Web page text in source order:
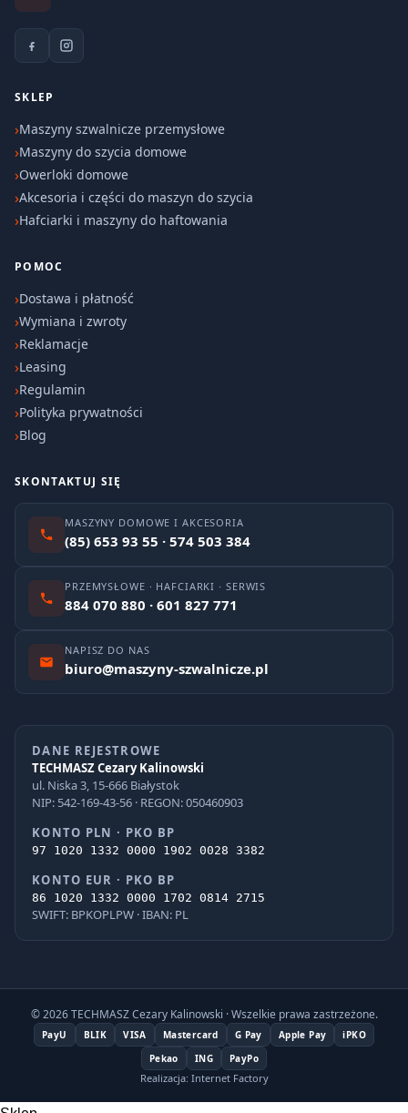
SKLEP
Maszyny szwalnicze przemysłowe
Maszyny do szycia domowe
Owerloki domowe
Akcesoria i części do maszyn do szycia
Hafciarki i maszyny do haftowania
POMOC
Dostawa i płatność
Wymiana i zwroty
Reklamacje
Leasing
Regulamin
Polityka prywatności
Blog
SKONTAKTUJ SIĘ
MASZYNY DOMOWE I AKCESORIA
(85) 653 93 55 · 574 503 384
PRZEMYSŁOWE · HAFCIARKI · SERWIS
884 070 880 · 601 827 771
NAPISZ DO NAS
biuro@maszyny-szwalnicze.pl
DANE REJESTROWE
TECHMASZ Cezary Kalinowski
ul. Niska 3, 15-666 Białystok
NIP: 542-169-43-56 · REGON: 050460903
KONTO PLN · PKO BP
97 1020 1332 0000 1902 0028 3382
KONTO EUR · PKO BP
86 1020 1332 0000 1702 0814 2715
SWIFT: BPKOPLPW · IBAN: PL
© 2026 TECHMASZ Cezary Kalinowski · Wszelkie prawa zastrzeżone.
PayU BLIK VISA Mastercard G Pay Apple Pay
iPKO
Pekao
ING PayPo
Realizacja: Internet Factory